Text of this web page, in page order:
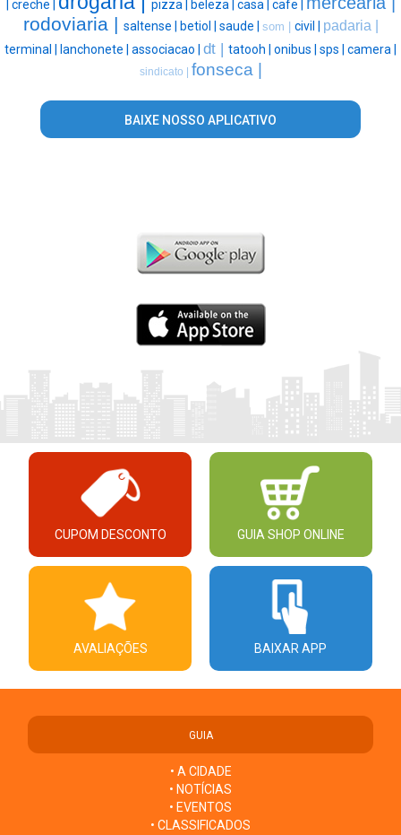
creche | pizza | beleza | casa | cafe |
rodoviaria | saltense | betiol | saude | som | civil | padaria |
terminal | lanchonete | associacao | dt | tatooh | onibus | sps | camera |
sindicato | fonseca |
BAIXE NOSSO APLICATIVO
CUPOM DESCONTO GUIA SHOP ONLINE
AVALIAÇÕES BAIXAR APP
GUIA
• A CIDADE
• NOTÍCIAS
• EVENTOS
• CLASSIFICADOS